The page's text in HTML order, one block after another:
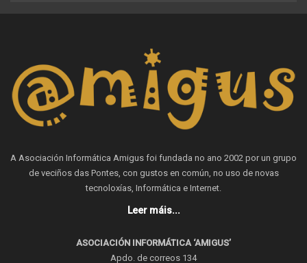
A Asociación Informática Amigus foi fundada no ano 2002 por un grupo
de veciños das Pontes, con gustos en común, no uso de novas
tecnoloxías, Informática e Internet.
Leer máis...
ASOCIACIÓN INFORMÁTICA ‘AMIGUS’
Apdo. de correos 134